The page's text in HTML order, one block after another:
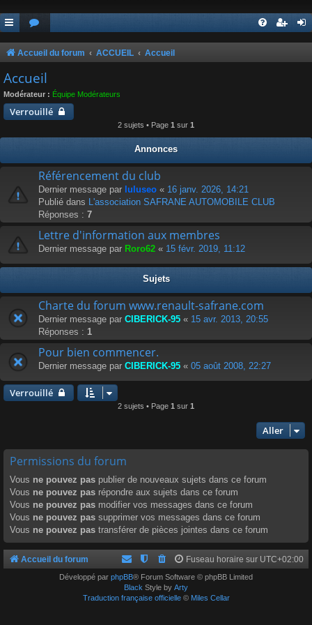
Accueil du forum ACCUEIL Accueil
Accueil
Modérateur : Équipe Modérateurs
Verrouillé
2 sujets • Page 1 sur 1
Annonces
Référencement du club
Dernier message par luluseo « 16 janv. 2026, 14:21
Publié dans
L'association SAFRANE AUTOMOBILE CLUB
Réponses : 7
Lettre d'information aux membres
Dernier message par Roro62 « 15 févr. 2019, 11:12
Sujets
Charte du forum www.renault-safrane.com
Dernier message par CIBERICK-95 « 15 avr. 2013, 20:55
Réponses : 1
Pour bien commencer.
Dernier message par CIBERICK-95 « 05 août 2008, 22:27
Verrouillé
2 sujets • Page 1 sur 1
Aller
Permissions du forum
Vous ne pouvez pas publier de nouveaux sujets dans ce forum
Vous ne pouvez pas répondre aux sujets dans ce forum
Vous ne pouvez pas modifier vos messages dans ce forum
Vous ne pouvez pas supprimer vos messages dans ce forum
Vous ne pouvez pas transférer de pièces jointes dans ce forum
Accueil du forum Fuseau horaire sur UTC+02:00
Développé par phpBB® Forum Software © phpBB Limited
Black Style by Arty
Traduction française officielle© Miles Cellar